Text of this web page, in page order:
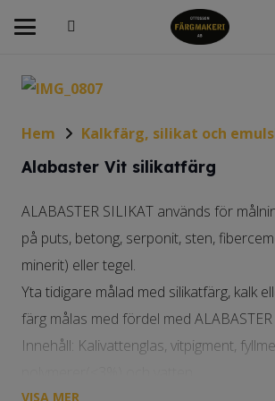
Hem
Kalkfärg, silikat och
Alabaster Vit silikatfärg
ALABASTER SILIKAT används för
på puts, betong, serponit, sten,
minerit) eller tegel.
Yta tidigare målad med silikatfärg, kalk
färg målas med fördel med ALABASTER
Innehåll: Kalivattenglas, vitpigment,
VISA MER